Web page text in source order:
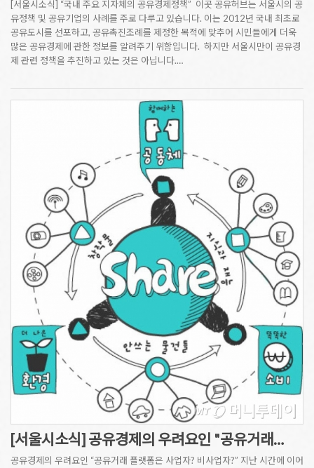
[서울시소식] “국내 주요 지자체의 공유경제정책” 이곳 공유허브는 서울시의 공
유정책 및 공유기업의 사례를 주로 다루고 있습니다. 이는 2012년 국내 최초로
공유도시를 선포하고, 공유촉진조례를 제정한 목적에 맞추어 시민들에게 더욱
많은 공유경제에 관한 정보를 알려주기 위함입니다. 하지만 서울시만이 공유경
제 관련 정책을 추진하고 있는 것은 아닙니다.…
[서울시소식] 공유경제의 우려요인 "공유거래…
공유경제의 우려요인 “공유거래 플랫폼은 사업자? 비사업자?” 지난 시간에 이어